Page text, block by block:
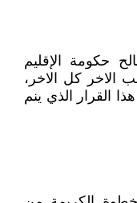
حكومة الإقليم
الاخر كل الاخر،
القرار الذي ينم